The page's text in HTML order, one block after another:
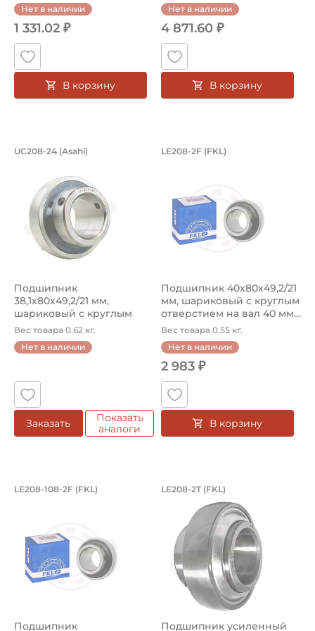
Нет в наличии
1 331.02 ₽
В корзину
Нет в наличии
4 871.60 ₽
В корзину
Подшипник 38,1х80х49,2/21 мм,
UC208-24 (Asahi)
Подшипник
38,1х80х49,2/21 мм,
шариковый с круглым
отверстием на вал 38,...
Вес товара 0.62 кг.
Нет в наличии
Заказать
Показать
аналоги
Подшипник
LE208-2F (FKL)
Подшипник 40х80х49,2/21
мм, шариковый с круглым
отверстием на вал 40 мм...
Вес товара 0.55 кг.
Нет в наличии
2 983 ₽
В корзину
Подшипник 38,1х80х49,2/21 мм,
Подшипник LE208-108-2F FKL шариковый с круглым
LE208-108-2F (FKL)
Подшипник
Подшипник
Усиленный шариковый
LE208-2T (FKL)
Подшипник усиленный